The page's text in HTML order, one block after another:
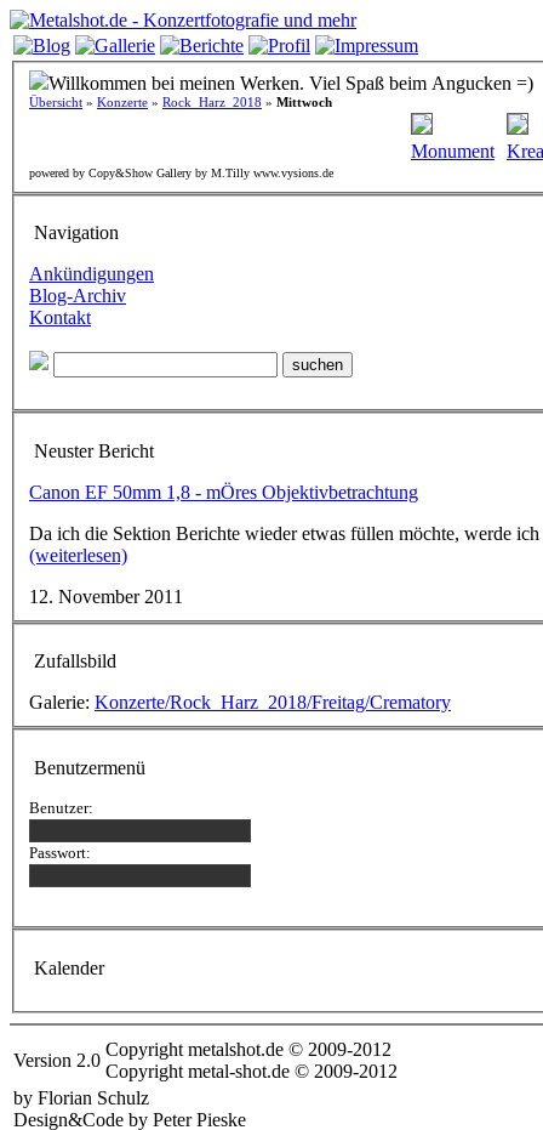
Willkommen bei meinen Werken. Viel Spaß beim Angucken =)
Übersicht » Konzerte » Rock_Harz_2018 » Mittwoch
Monument
powered by Copy&Show Gallery by M.Tilly www.vysions.de
Navigation
Ankündigungen
Blog-Archiv
Kontakt
Neuster Bericht
Canon EF 50mm 1,8 - mÖres Objektivbetrachtung
Da ich die Sektion Berichte wieder etwas füllen möchte, werde
(weiterlesen)
12. November 2011
Zufallsbild
Galerie: Konzerte/Rock_Harz_2018/Freitag/Crematory
Benutzermenü
Benutzer:
Passwort:
Kalender
Version 2.0
Copyright metalshot.de © 2009-2012
Copyright metal-shot.de © 2009-2012
by Florian Schulz
Design&Code by Peter Pieske